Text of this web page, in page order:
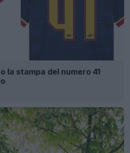
la stampa del numero 41